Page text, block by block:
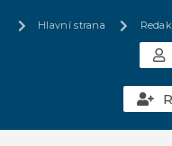
Hlavní strana